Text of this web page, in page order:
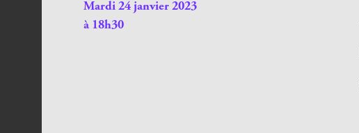
Mardi 24 janvier 2023
à 18h30